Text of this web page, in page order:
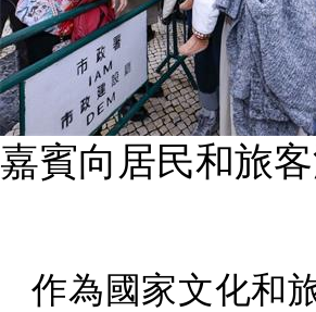
嘉賓向居民和旅
作為國家文化和